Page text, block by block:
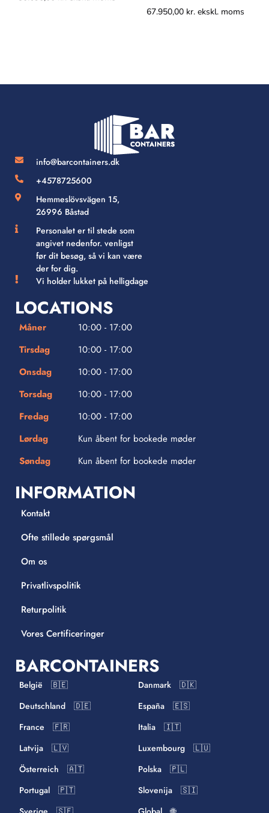
67.950,00 kr. ekskl. moms
info@barcontainers.dk
+4578725600
Hemmeslövsvägen 15,
26996 Båstad
Personalet er til stede som
angivet nedenfor. venligst
før dit besøg, så vi kan være
der for dig.
Vi holder lukket på helligdage
LOCATIONS
Måner
10:00 - 17:00
Tirsdag
10:00 - 17:00
Onsdag
10:00 - 17:00
Torsdag
10:00 - 17:00
Fredag
10:00 - 17:00
Lørdag
Kun åbent for bookede møder
Søndag
Kun åbent for bookede møder
INFORMATION
Kontakt
Ofte stillede spørgsmål
Om os
Privatlivspolitik
Returpolitik
Vores Certificeringer
BARCONTAINERS
België 🇧🇪
Danmark 🇩🇰
Deutschland 🇩🇪
España 🇪🇸
France 🇫🇷
Italia 🇮🇹
Latvija 🇱🇻
Luxembourg 🇱🇺
Österreich 🇦🇹
Polska 🇵🇱
Portugal 🇵🇹
Slovenija 🇸🇮